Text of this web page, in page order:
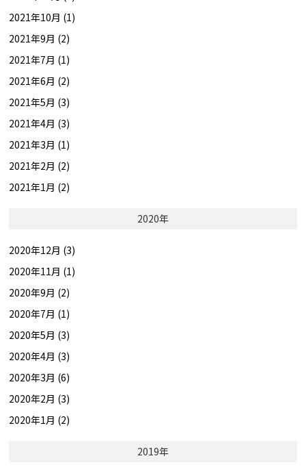
2021年10月 (1)
2021年9月 (2)
2021年7月 (1)
2021年6月 (2)
2021年5月 (3)
2021年4月 (3)
2021年3月 (1)
2021年2月 (2)
2021年1月 (2)
2020年
2020年12月 (3)
2020年11月 (1)
2020年9月 (2)
2020年7月 (1)
2020年5月 (3)
2020年4月 (3)
2020年3月 (6)
2020年2月 (3)
2020年1月 (2)
2019年